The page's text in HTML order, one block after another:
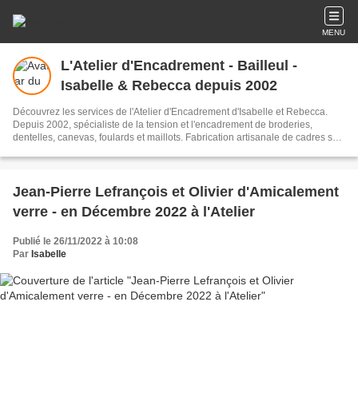
MENU
L'Atelier d'Encadrement - Bailleul -
Isabelle & Rebecca depuis 2002
Découvrez les services de l'Atelier d'Encadrement d'Isabelle et Rebecca.
Depuis 2002, spécialiste de la tension et l'encadrement de broderies,
dentelles, canevas, foulards et maillots. Fabrication artisanale de cadres sur
partout. Devis et propositions d'encadrement en 24h.
Jean-Pierre Lefrançois et Olivier d'Amicalement
verre - en Décembre 2022 à l'Atelier
Publié le 26/11/2022 à 10:08
Par Isabelle